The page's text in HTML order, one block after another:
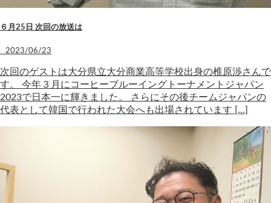
６月25日 次回の放送は
2023/06/23
次回のゲストは大分県立大分商業高等学校出身の椎原渉さんで
す。 今年３月にコーヒーブルーイングトーナメントジャパン
2023で日本一に輝きました。 さらにその後チームジャパンの
代表として韓国で行われた大会へも出場されています […]